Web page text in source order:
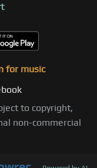
for music
to copyright,
non-commercial